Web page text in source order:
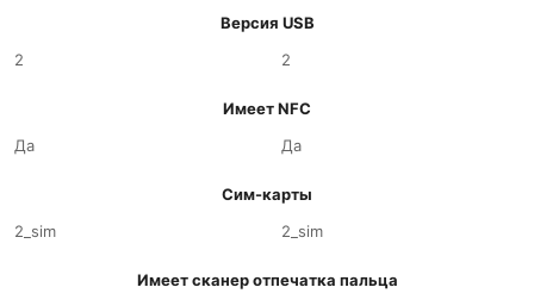
Версия USB
2
2
Имеет NFC
Да
Да
Сим-карты
2_sim
2_sim
Имеет сканер отпечатка пальца